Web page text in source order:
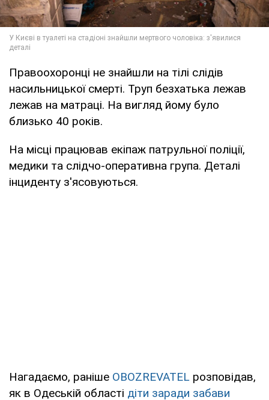
Правоохоронці не знайшли на тілі слідів
насильницької смерті. Труп безхатька лежав
лежав на матраці. На вигляд йому було
близько 40 років.
На місці працював екіпаж патрульної поліції,
медики та слідчо-оперативна група. Деталі
інциденту з'ясовуються.
Нагадаємо, раніше OBOZREVATEL розповідав,
як в Одеській області діти заради забави